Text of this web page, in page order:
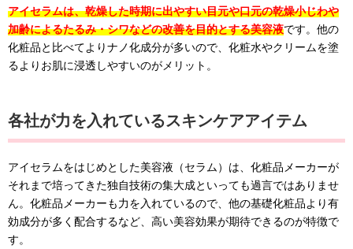
アイセラムは、乾燥した時期に出やすい目元や口元の乾燥小じわや
加齢によるたるみ・シワなどの改善を目的とする美容液です。他の
化粧品と比べてよりナノ化成分が多いので、化粧水やクリームを塗
るよりお肌に浸透しやすいのがメリット。
各社が力を入れているスキンケアアイテム
アイセラムをはじめとした美容液（セラム）は、化粧品メーカーが
それまで培ってきた独自技術の集大成といっても過言ではありませ
ん。化粧品メーカーも力を入れているので、他の基礎化粧品より有
効成分が多く配合するなど、高い美容効果が期待できるのが特徴で
す。